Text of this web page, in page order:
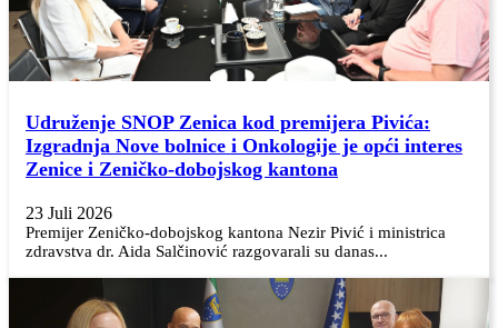
Udruženje SNOP Zenica kod premijera Pivića:
Izgradnja Nove bolnice i Onkologije je opći interes
Zenice i Zeničko-dobojskog kantona
23 Juli 2026
Premijer Zeničko-dobojskog kantona Nezir Pivić i ministrica
zdravstva dr. Aida Salčinović razgovarali su danas...